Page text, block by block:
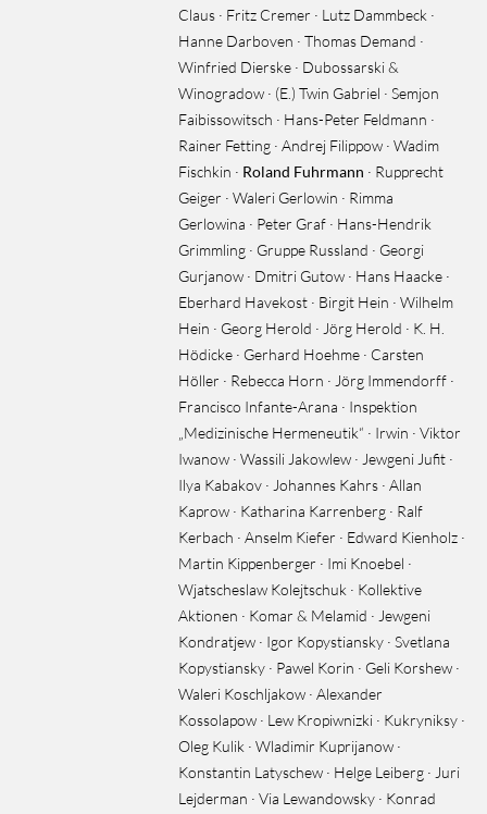
Claus · Fritz Cremer · Lutz Dammbeck ·
Hanne Darboven · Thomas Demand ·
Winfried Dierske · Dubossarski &
Winogradow · (E.) Twin Gabriel · Semjon
Faibissowitsch · Hans-Peter Feldmann ·
Rainer Fetting · Andrej Filippow · Wadim
Fischkin · Roland Fuhrmann · Rupprecht
Geiger · Waleri Gerlowin · Rimma
Gerlowina · Peter Graf · Hans-Hendrik
Grimmling · Gruppe Russland · Georgi
Gurjanow · Dmitri Gutow · Hans Haacke ·
Eberhard Havekost · Birgit Hein · Wilhelm
Hein · Georg Herold · Jörg Herold · K. H.
Hödicke · Gerhard Hoehme · Carsten
Höller · Rebecca Horn · Jörg Immendorff ·
Francisco Infante-Arana · Inspektion
„Medizinische Hermeneutik“ · Irwin · Viktor
Iwanow · Wassili Jakowlew · Jewgeni Jufit ·
Ilya Kabakov · Johannes Kahrs · Allan
Kaprow · Katharina Karrenberg · Ralf
Kerbach · Anselm Kiefer · Edward Kienholz ·
Martin Kippenberger · Imi Knoebel ·
Wjatscheslaw Kolejtschuk · Kollektive
Aktionen · Komar & Melamid · Jewgeni
Kondratjew · Igor Kopystiansky · Svetlana
Kopystiansky · Pawel Korin · Geli Korshew ·
Waleri Koschljakow · Alexander
Kossolapow · Lew Kropiwnizki · Kukryniksy ·
Oleg Kulik · Wladimir Kuprijanow ·
Konstantin Latyschew · Helge Leiberg · Juri
Lejderman · Via Lewandowsky · Konrad